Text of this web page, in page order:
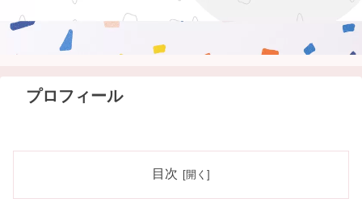
プロフィール
目次